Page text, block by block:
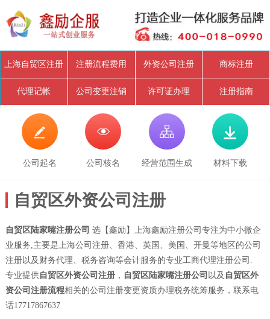
上海自贸区注册 注册流程费用 外资公司注册 商标注册
代理记帐 公司变更注销 许可证办理 注册指南

公司起名

公司核名

经营范围生成

材料下载
自贸区外资公司注册
自贸区陆家嘴注册公司 选【鑫励】上海鑫励注册公司专注为中小微企
业服务,主要是上海公司注册、香港、英国、美国、开曼等地区的公司
注册以及财务代理、税务咨询等会计服务的专业工商代理注册公司.
专业提供自贸区外资公司注册， 自贸区陆家嘴注册公司 以及 自贸区外
资公司注册流程相关的公司注册变更资质办理税务统筹服务，联系电
话17717867637